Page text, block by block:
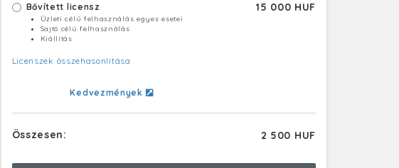
Bővített licensz 15 000 HUF
Üzleti célú felhasználás egyes esetei
Sajtó célú felhasználás
Kiállítás
Licenszek összehasonlítása
Kedvezmények
Összesen: 2 500 HUF